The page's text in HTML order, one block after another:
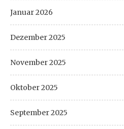
Januar 2026
Dezember 2025
November 2025
Oktober 2025
September 2025